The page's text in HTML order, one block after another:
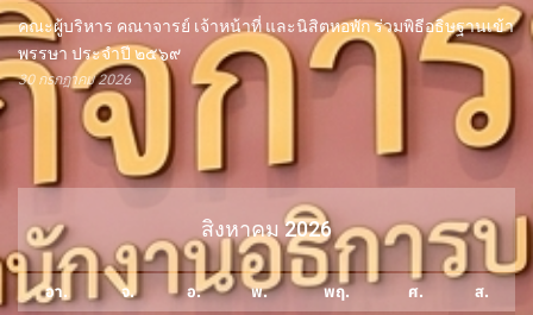
คณะผู้บริหาร คณาจารย์ เจ้าหน้าที่ และนิสิตหอพัก ร่วมพิธีอธิษฐานเข้า
พรรษา ประจำปี ๒๕๖๙
30 กรกฎาคม 2026
สิงหาคม 2026
อา. จ. อ. พ. พฤ. ศ. ส.